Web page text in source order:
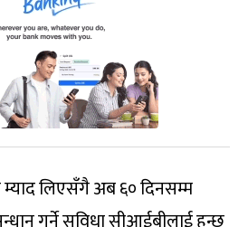
लिएसँगै अब ६० दिनसम्म